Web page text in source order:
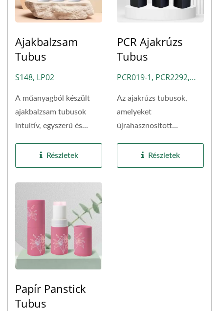
Ajakbalzsam
Tubus
S148, LP02
A műanyagból készült
ajakbalzsam tubusok
intuitív, egyszerű és
rendelkeznek,...
Részletek
PCR Ajakrúzs
Tubus
PCR019-1, PCR2292,
Az ajakrúzs tubusok,
amelyeket
újrahasznosított
készítenek, kifejezik...
Részletek
Papír Panstick
Tubus